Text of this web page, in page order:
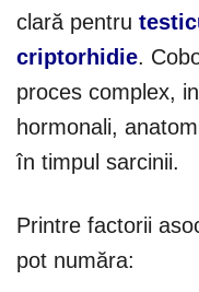
clară pentru
criptorhidie.
proces complex,
hormonali,
în timpul sarcinii.
Printre factorii
pot număra: